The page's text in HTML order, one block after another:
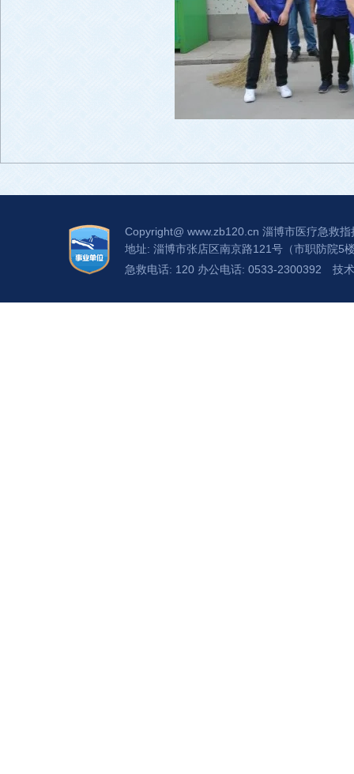
Copyright@ www.zb120.cn 淄博市医疗急救指
地址: 淄博市张店区南京路121号（市职防院5
急救电话: 120 办公电话: 0533-2300392
技